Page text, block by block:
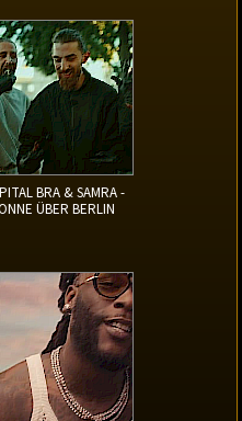
BRA & SAMRA -
ÜBER BERLIN